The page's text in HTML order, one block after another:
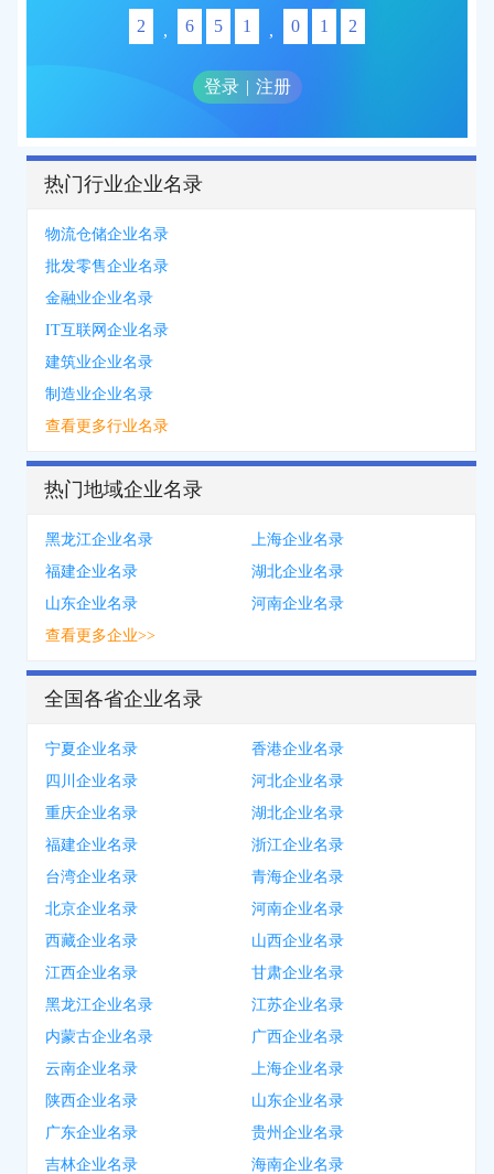
2 , 6 5 1 , 0 1 2
登录 | 注册
热门行业企业名录
物流仓储企业名录
批发零售企业名录
金融业企业名录
IT互联网企业名录
建筑业企业名录
制造业企业名录
查看更多行业名录
热门地域企业名录
黑龙江企业名录
上海企业名录
福建企业名录
湖北企业名录
山东企业名录
河南企业名录
查看更多企业>>
全国各省企业名录
宁夏企业名录
香港企业名录
四川企业名录
河北企业名录
重庆企业名录
湖北企业名录
福建企业名录
浙江企业名录
台湾企业名录
青海企业名录
北京企业名录
河南企业名录
西藏企业名录
山西企业名录
江西企业名录
甘肃企业名录
黑龙江企业名录
江苏企业名录
内蒙古企业名录
广西企业名录
云南企业名录
上海企业名录
陕西企业名录
山东企业名录
广东企业名录
贵州企业名录
吉林企业名录
海南企业名录